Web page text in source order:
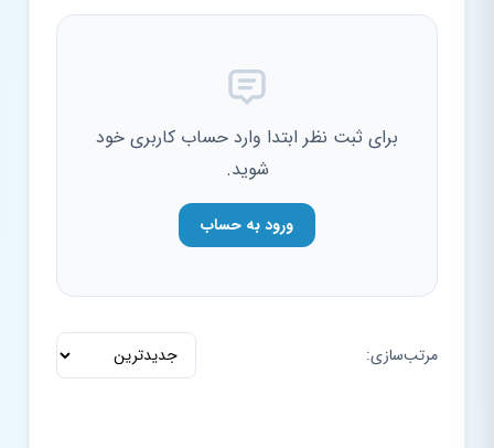
برای ثبت نظر ابتدا وارد حساب کاربری خود
شوید.
ورود به حساب
مرتب‌سازی: